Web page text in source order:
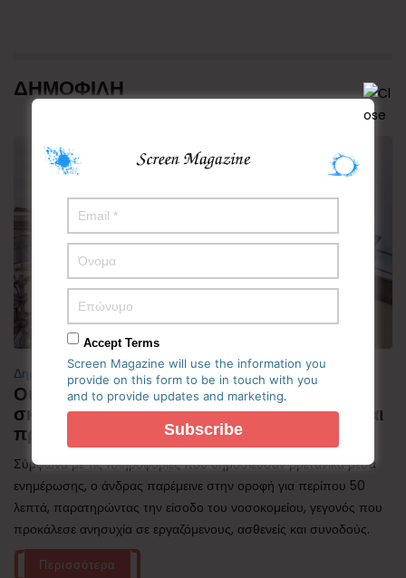
ΔΗΜΟΦΙΛΗ
Δημοφιλή
Ουαλία: Άνδρας ντυμένος «Χάρος»
σκαρφάλωσε στην οροφή νοσοκομείου και
προκάλεσε πανικό
Σύμφωνα με τις πληροφορίες που δημοσίευσαν βρετανικά μέσα
ενημέρωσης, ο άνδρας παρέμεινε στην οροφή για περίπου 50
λεπτά, παρατηρώντας την είσοδο του νοσοκομείου, γεγονός που
προκάλεσε ανησυχία σε εργαζόμενους, ασθενείς και συνοδούς.
Περισσότερα
Accept Terms
Screen Magazine will use the information you
provide on this form to be in touch with you
and to provide updates and marketing.